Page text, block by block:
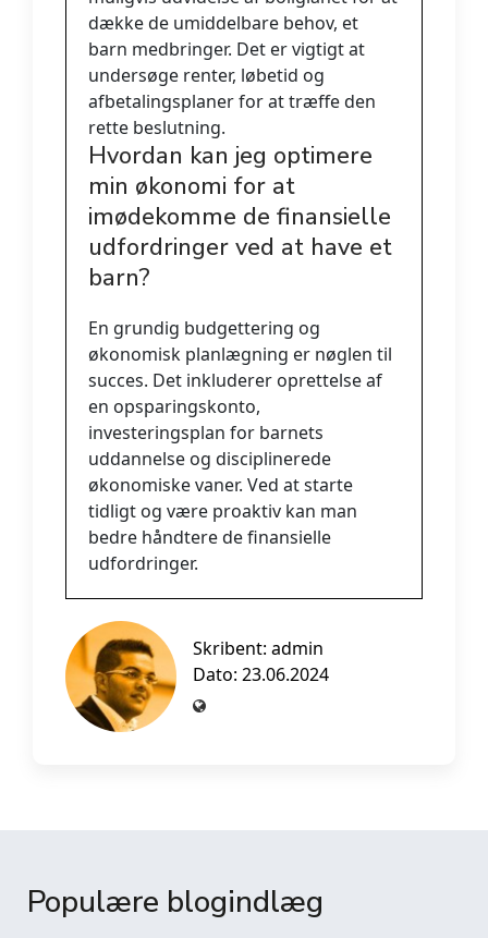
dække de umiddelbare behov, et
barn medbringer. Det er vigtigt at
undersøge renter, løbetid og
afbetalingsplaner for at træffe den
rette beslutning.
Hvordan kan jeg optimere
min økonomi for at
imødekomme de finansielle
udfordringer ved at have et
barn?
En grundig budgettering og
økonomisk planlægning er nøglen til
succes. Det inkluderer oprettelse af
en opsparingskonto,
investeringsplan for barnets
uddannelse og disciplinerede
økonomiske vaner. Ved at starte
tidligt og være proaktiv kan man
bedre håndtere de finansielle
udfordringer.
Skribent: admin
Dato: 23.06.2024
Populære blogindlæg